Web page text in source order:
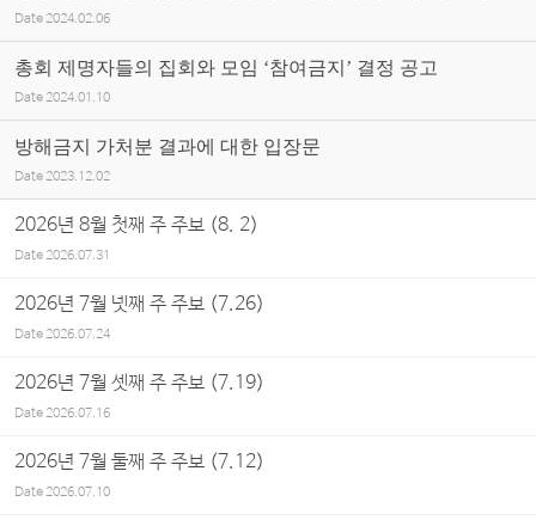
Date 2024.02.06
총회 제명자들의 집회와 모임 ‘참여금지’ 결정 공고
Date 2024.01.10
방해금지 가처분 결과에 대한 입장문
Date 2023.12.02
2026년 8월 첫째 주 주보 (8. 2)
Date2026.07.31
2026년 7월 넷째 주 주보 (7.26)
Date2026.07.24
2026년 7월 셋째 주 주보 (7.19)
Date2026.07.16
2026년 7월 둘째 주 주보 (7.12)
Date2026.07.10